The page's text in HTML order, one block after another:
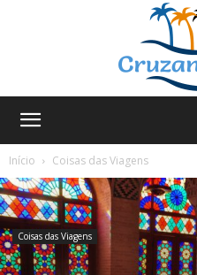
Início
Coisas das Viagens
Coisas das Viagens